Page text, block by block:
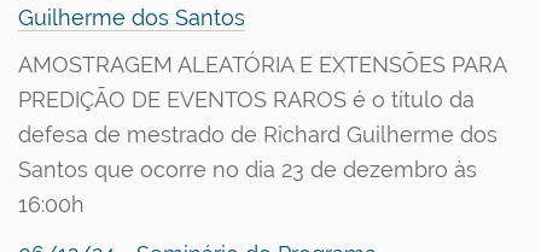
Guilherme dos Santos
AMOSTRAGEM ALEATÓRIA E EXTENSÕES PARA
PREDIÇÃO DE EVENTOS RAROS é o título da
defesa de mestrado de Richard Guilherme dos
Santos que ocorre no dia 23 de dezembro às
16:00h